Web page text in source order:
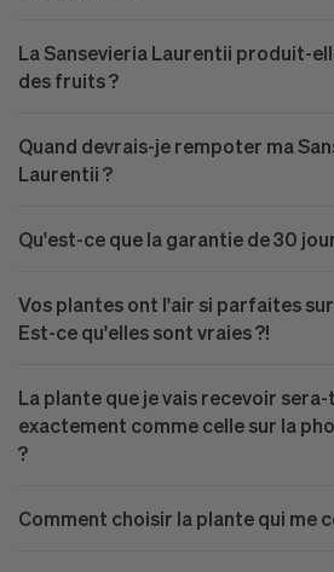
La Sansevieria Laurentii produit-
des fruits ?
Quand devrais-je rempoter ma
Laurentii ?
Qu'est-ce que la garantie de 30
Vos plantes ont l'air si parfaites
Est-ce qu'elles sont vraies ?!
La plante que je vais recevoir
exactement comme celle sur la
?
Comment choisir la plante qui me